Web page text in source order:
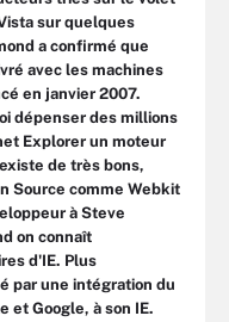
sur quelques
a confirmé que
avec les machines
en janvier 2007.
dépenser des millions
Explorer un moteur
de très bons,
Source comme Webkit
à Steve
on connaît
d'IE. Plus
par une intégration du
et Google, à son IE.